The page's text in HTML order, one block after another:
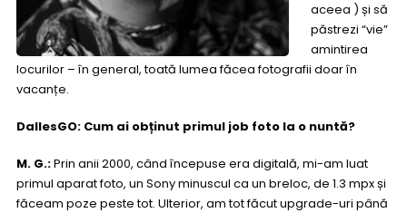
aceea ) și să
păstrezi “vie”
amintirea
locurilor – în general, toată lumea făcea fotografii doar în
vacanțe.
DallesGO: Cum ai obținut primul job foto la o nuntă?
M. G.:Prin anii 2000, când începuse era digitală, mi-am luat
primul aparat foto, un Sony minuscul ca un breloc, de 1.3 mpx și
făceam poze peste tot. Ulterior, am tot făcut upgrade-uri până